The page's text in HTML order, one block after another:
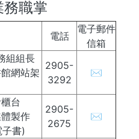
務職掌
電話
電子郵件
信箱
組組長
網站架
2905-
3292
✉
台
製作
書)
2905-
2675
✉